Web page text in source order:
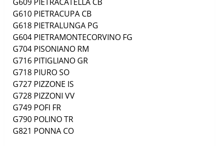
G610 PIETRACUPA CB
G618 PIETRALUNGA PG
G604 PIETRAMONTECORVINO FG
G704 PISONIANO RM
G716 PITIGLIANO GR
G718 PIUROSO
G727 PIZZONE IS
G728 PIZZONI VV
G749 POFI FR
G790 POLINOTR
G821 PONNA CO